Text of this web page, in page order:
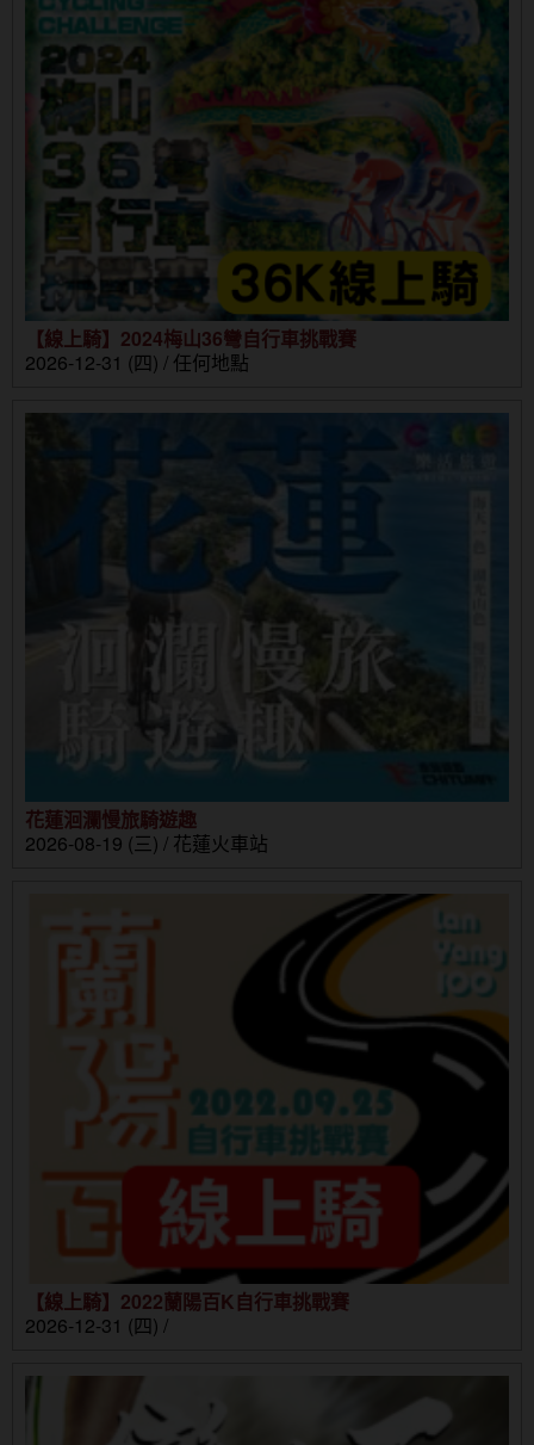
【線上騎】2024梅山36彎自行車挑戰賽
2026-12-31 (四) / 任何地點
花蓮洄瀾慢旅騎遊趣
2026-08-19 (三) / 花蓮火車站
【線上騎】2022蘭陽百K自行車挑戰賽
2026-12-31 (四) /